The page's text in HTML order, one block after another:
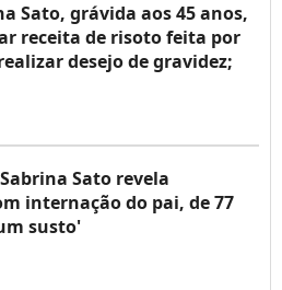
Sato, grávida aos 45 anos,
receita de risoto feita por
desejo de gravidez;
Sato revela
internação do pai, de 77
susto'